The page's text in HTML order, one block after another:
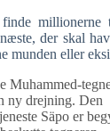
millionerne
der skal
munden eller
Muhammed-
ny drejning. Den
Säpo er